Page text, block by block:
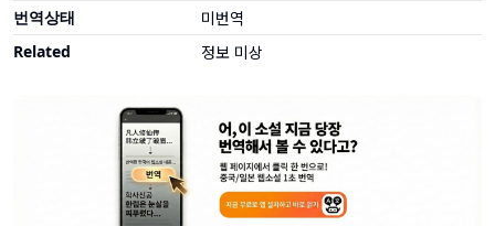
번역상태 미번역
Related 정보 미상